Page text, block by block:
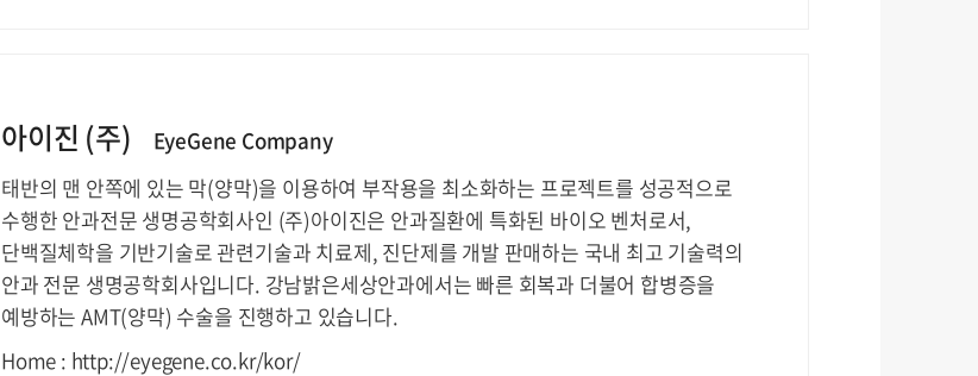
아이진 (주)
EyeGene Company
태반의 맨 안쪽에 있는 막(양막)을 이용하여 부작용을 최소화하는 프로젝트를 성공적으로
수행한 안과전문 생명공학회사인 (주)아이진은 안과질환에 특화된 바이오 벤처로서,
단백질체학을 기반기술로 관련기술과 치료제, 진단제를 개발 판매하는 국내 최고 기술력의
안과 전문 생명공학회사입니다. 강남밝은세상안과에서는 빠른 회복과 더불어 합병증을
예방하는 AMT(양막) 수술을 진행하고 있습니다.
Home : http://eyegene.co.kr/kor/